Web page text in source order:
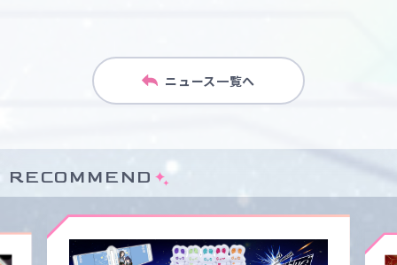
ニュース一覧へ
RECOMMEND